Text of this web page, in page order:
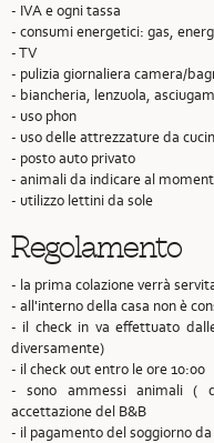
- IVA e ogni tassa
- consumi energetici: gas,
- TV
- pulizia giornaliera camera/
- biancheria, lenzuola,
- uso phon
- uso delle attrezzature da
- posto auto privato
- animali da indicare al
- utilizzo lettini da sole
Regolamento
- la prima colazione verrà
- all'interno della casa non è
- il check in va effettuato
diversamente)
- il check out entro le ore 10:00
- sono ammessi animali (
accettazione del B&B
- il pagamento del soggiorno